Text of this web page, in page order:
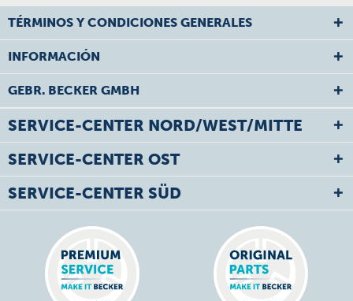
TÉRMINOS Y CONDICIONES GENERALES
INFORMACIÓN
GEBR. BECKER GMBH
SERVICE-CENTER NORD/WEST/MITTE
SERVICE-CENTER OST
SERVICE-CENTER SÜD